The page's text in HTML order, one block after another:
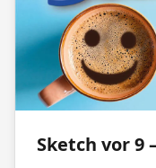
Sketch vor 9